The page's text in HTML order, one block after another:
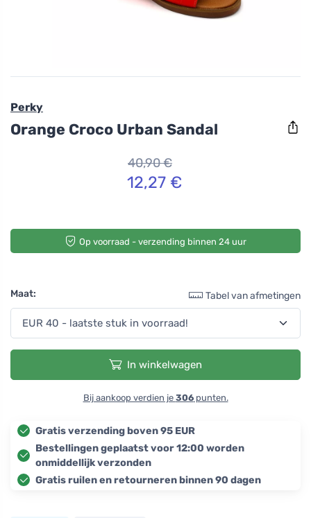
Perky
Orange Croco Urban Sandal
40,90 €
12,27 €
Op voorraad - verzending binnen 24 uur
Maat: Tabel van afmetingen
In winkelwagen
Bij aankoop verdien je 306punten.
Gratis verzending boven 95 EUR
Bestellingen geplaatst voor 12:00 worden
onmiddellijk verzonden
Gratis ruilen en retourneren binnen 90 dagen